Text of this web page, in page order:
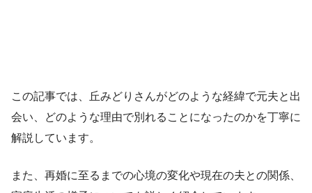
この記事では、丘みどりさんがどのような経緯で元夫と出
会い、どのような理由で別れることになったのかを丁寧に
解説しています。
また、再婚に至るまでの心境の変化や現在の夫との関係、